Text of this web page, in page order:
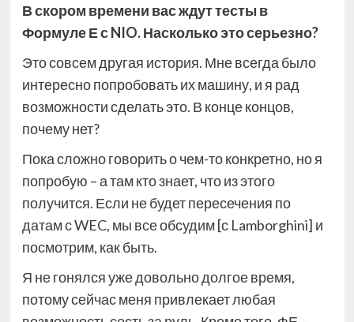
В скором времени вас ждут тесты в
Формуле Е с NIO. Насколько это серьезно?
Это совсем другая история. Мне всегда было
интересно попробовать их машину, и я рад
возможности сделать это. В конце концов,
почему нет?
Пока сложно говорить о чем-то конкретно, но я
попробую – а там кто знает, что из этого
получится. Если не будет пересечения по
датам с WEC, мы все обсудим [с Lamborghini] и
посмотрим, как быть.
Я не гонялся уже довольно долгое время,
потому сейчас меня привлекает любая